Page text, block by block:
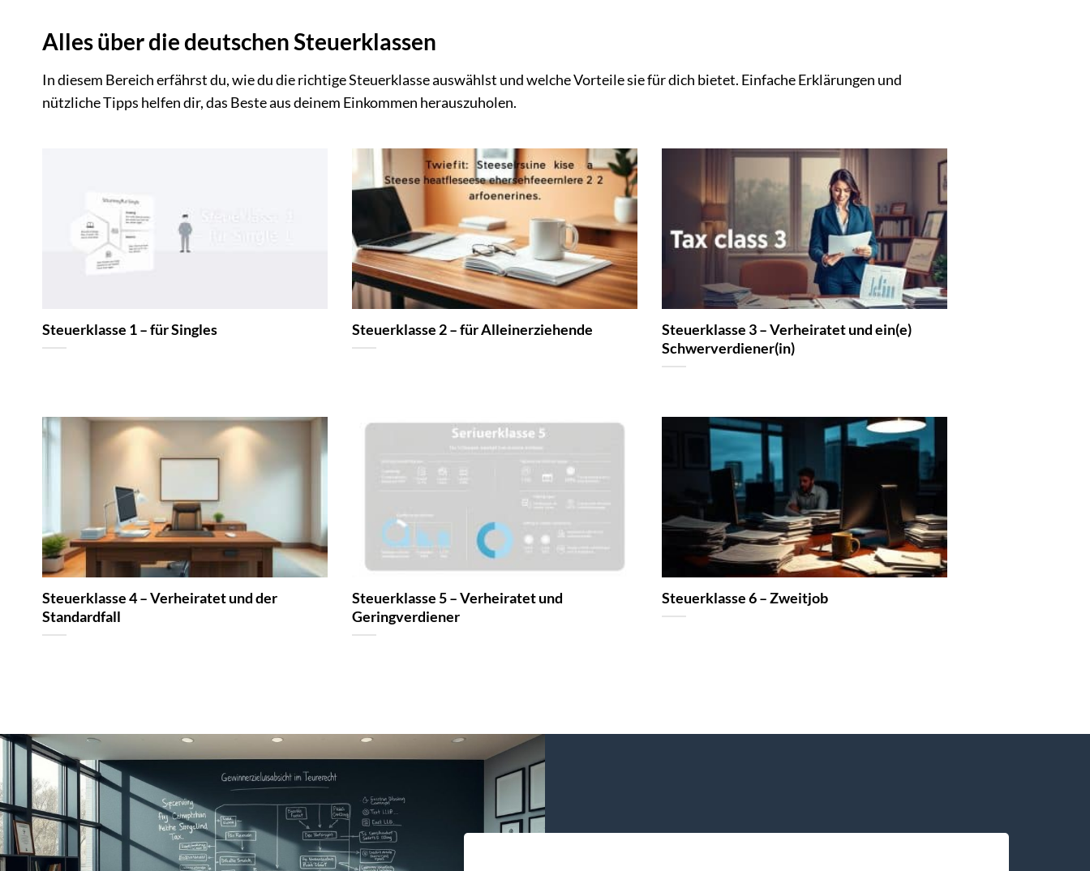
Alles über die deutschen Steuerklassen
In diesem Bereich erfährst du, wie du die richtige Steuerklasse auswählst und welche Vorteile sie für dich bietet. Einfache Erklärungen und
nützliche Tipps helfen dir, das Beste aus deinem Einkommen herauszuholen.
Steuerklasse 1 – für Singles Steuerklasse 2 – für Alleinerziehende
Steuerklasse 3 – Verheiratet und ein(e)
Schwerverdiener(in)
Steuerklasse 4 – Verheiratet und der
Standardfall
Steuerklasse 5 – Verheiratet und
Geringverdiener
Steuerklasse 6 – Zweitjob